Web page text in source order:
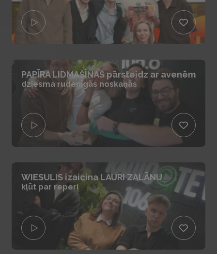
PAPĪRA LIDMAŠĪNAS pārsteidz ar avenēm
dziesma rudenīgās noskaņās
WIESULIS izaicina LAURI ZALĀNU
kļūt par reperi